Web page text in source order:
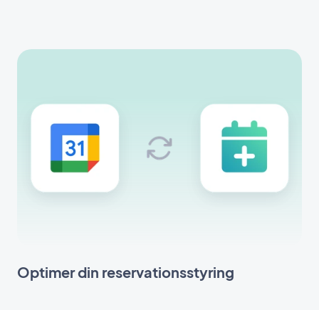
Optimer din reservationsstyring